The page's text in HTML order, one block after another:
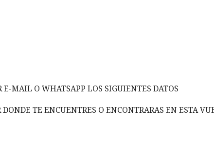
MAIL O WHATSAPP LOS SIGUIENTES DATOS
TE ENCUENTRES O ENCONTRARAS EN ESTA